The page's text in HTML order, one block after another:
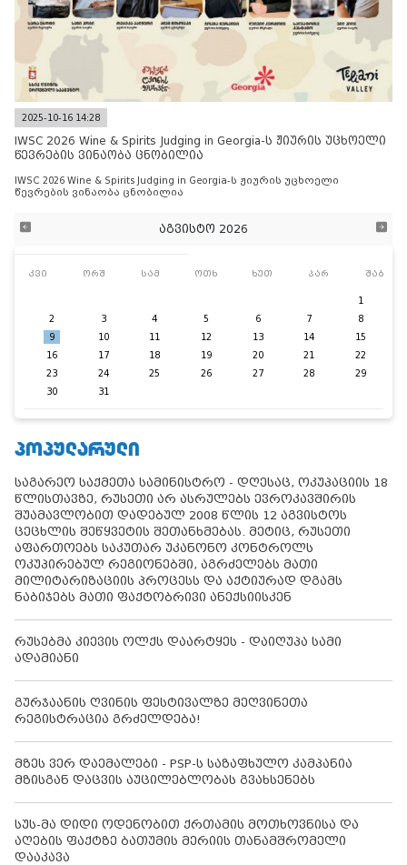
2025-10-16 14:28
IWSC 2026 Wine & Spirits Judging in Georgia-ს ჟიურის უცხოელი
წევრების ვინაობა ცნობილია
IWSC 2026 Wine & Spirits Judging in Georgia-ს ჟიურის უცხოელი
წევრების ვინაობა ცნობილია
აგვისტო 2026
კვი ორშ სამ ოთხ ხუთ პარ შაბ
1
2
3 4 5 6 7
8
9
10 11 12 13 14
15
16
17 18 19 20 21
22
23
24 25 26 27 28
29
30
31
ᲞᲝᲞᲣᲚᲐᲠᲣᲚᲘ
საგარეო საქმეთა სამინისტრო - დღესაც, ოკუპაციის 18
წლისთავზე, რუსეთი არ ასრულებს ევროკავშირის
შუამავლობით დადებულ 2008 წლის 12 აგვისტოს
ცეცხლის შეწყვეტის შეთანხმებას. მეტიც, რუსეთი
აფართოებს საკუთარ უკანონო კონტროლს
ოკუპირებულ რეგიონებში, აგრძელებს მათი
მილიტარიზაციის პროცესს და აქტიურად დგამს
ნაბიჯებს მათი ფაქტობრივი ანექსიისკენ
რუსებმა კიევის ოლქს დაარტყეს - დაიღუპა სამი
ადამიანი
გურჯაანის ღვინის ფესტივალზე მეღვინეთა
რეგისტრაცია გრძელდება!
მზეს ვერ დაემალები - PSP-ს საზაფხულო კამპანია
მზისგან დაცვის აუცილებლობას გვახსენებს
სუს-მა დიდი ოდენობით ქრთამის მოთხოვნისა და
აღების ფაქტზე ბათუმის მერიის თანამშრომელი
დააკავა